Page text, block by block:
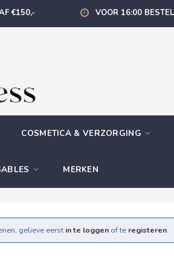
€150,- VOOR 16:00
COSMETICA & VERZORGING
MERKEN
gelieve eerst in te loggen of te registeren.